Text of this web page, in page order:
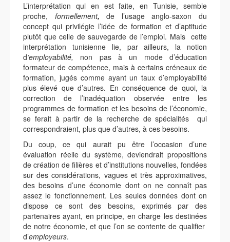
L’interprétation qui en est faite, en Tunisie, semble
proche, formellement, de l’usage anglo-saxon du
concept qui privilégie l’idée de formation et d’aptitude
plutôt que celle de sauvegarde de l’emploi. Mais cette
interprétation tunisienne lie, par ailleurs, la notion
d’employabilité, non pas à un mode d’éducation
formateur de compétence, mais à certains créneaux de
formation, jugés comme ayant un taux d’employabilité
plus élevé que d’autres. En conséquence de quoi, la
correction de l’inadéquation observée entre les
programmes de formation et les besoins de l’économie,
se ferait à partir de la recherche de spécialités qui
correspondraient, plus que d’autres, à ces besoins.
Du coup, ce qui aurait pu être l’occasion d’une
évaluation réelle du système, deviendrait propositions
de création de filières et d’institutions nouvelles, fondées
sur des considérations, vagues et très approximatives,
des besoins d’une économie dont on ne connaît pas
assez le fonctionnement. Les seules données dont on
dispose ce sont des besoins, exprimés par des
partenaires ayant, en principe, en charge les destinées
de notre économie, et que l’on se contente de qualifier
d’employeurs.